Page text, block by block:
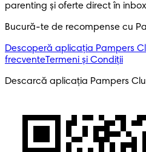
parenting și oferte direct în
Bucură-te de recompense cu
Descoperă aplicația Pampers
frecventeTermeni și Condiții
Descarcă aplicația Pampers